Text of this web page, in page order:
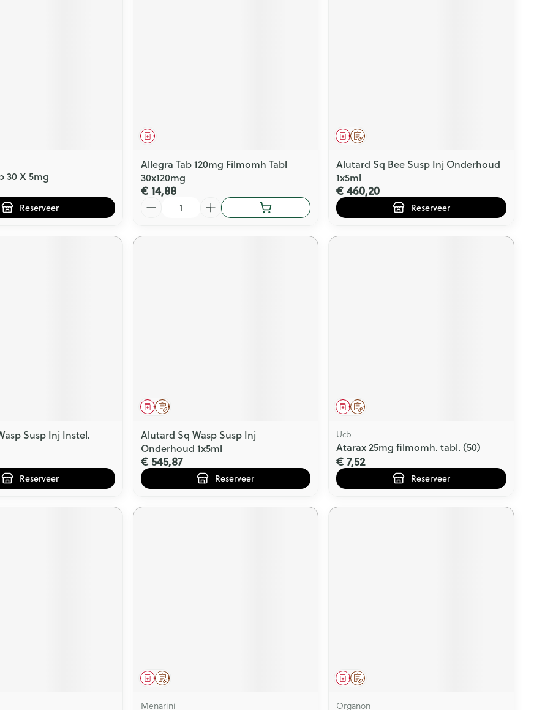
30 X 5mg
Reserveer
Geneesmiddel
Allegra Tab 120mg Filmomh Tabl
30x120mg
€ 14,88
Op voorschrift
Geneesmiddel
Alutard Sq Bee Susp Inj Onderhoud
1x5ml
€ 460,20
Reserveer
Susp Inj Instel.
Reserveer
Op voorschrift
Geneesmiddel
Alutard Sq Wasp Susp Inj
Onderhoud 1x5ml
€ 545,87
Reserveer
Op voorschrift
Geneesmiddel
Ucb
Atarax 25mg filmomh. tabl. (50)
€ 7,52
Reserveer
Op voorschrift
Geneesmiddel
Menarini
Op voorschrift
Geneesmiddel
Organon